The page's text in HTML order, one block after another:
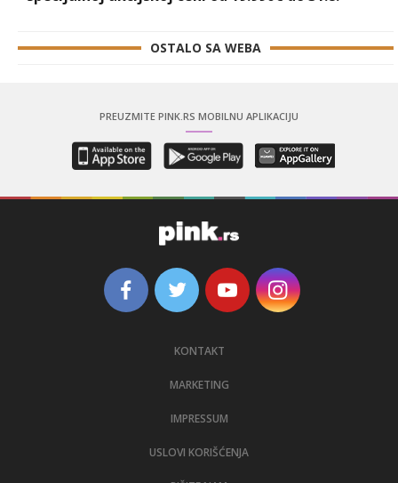
OSTALO SA WEBA
PREUZMITE PINK.RS MOBILNU APLIKACIJU
KONTAKT
MARKETING
IMPRESSUM
USLOVI KORIŠĆENJA